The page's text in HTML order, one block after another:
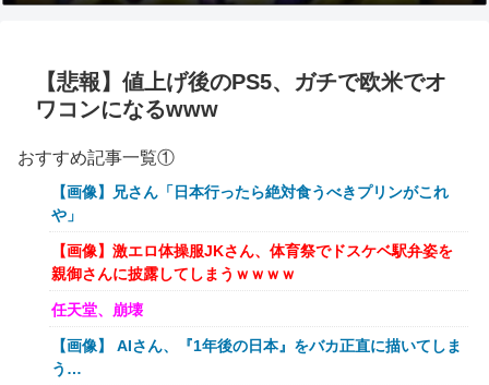
【悲報】値上げ後のPS5、ガチで欧米でオ
ワコンになるwww
おすすめ記事一覧①
【画像】兄さん「日本行ったら絶対食うべきプリンがこれ
や」
【画像】激エロ体操服JKさん、体育祭でドスケベ駅弁姿を
親御さんに披露してしまうｗｗｗｗ
任天堂、崩壊
【画像】 AIさん、『1年後の日本』をバカ正直に描いてしま
う…